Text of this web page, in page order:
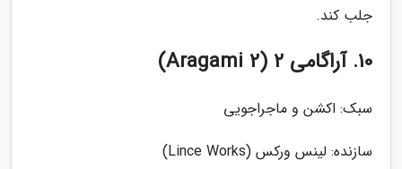
جلب کند.
10. آراگامی 2 (Aragami 2)
سبک: اکشن و ماجراجویی
سازنده: لینس ورکس (Lince Works)